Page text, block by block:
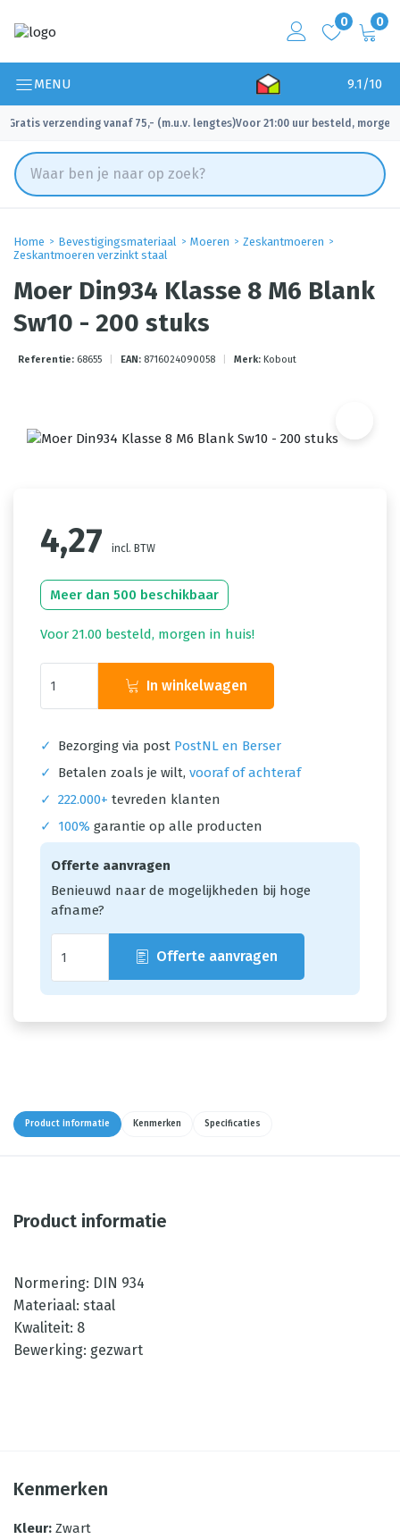
0 0
MENU 9.1/10
Gratis verzending vanaf 75,- (m.u.v. lengtes)
✓ Voor 21:00 uur besteld, morgen
Home Bevestigingsmateriaal Moeren
Zeskantmoeren
Zeskantmoeren verzinkt staal
Moer Din934 Klasse 8 M6 Blank
Sw10 - 200 stuks
Referentie: 68655 EAN: 8716024090058 Merk: Kobout
4,27 incl. BTW
Meer dan 500 beschikbaar
Voor 21.00 besteld, morgen in huis!
In winkelwagen
✓ Bezorging via post PostNL en Berser
✓
Betalen zoals je wilt, vooraf of achteraf
✓ 222.000+ tevreden klanten
✓
100% garantie op alle producten
Offerte aanvragen
Benieuwd naar de mogelijkheden bij hoge
afname?
Offerte aanvragen
Product informatie Kenmerken Specificaties
Product informatie
Normering: DIN 934
Materiaal: staal
Kwaliteit: 8
Bewerking: gezwart
Kenmerken
Kleur: Zwart